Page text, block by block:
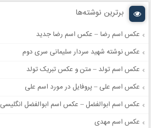
برترین نوشته‌ها
عکس اسم رضا – عکس اسم رضا جدید
عکس نوشته شهید سردار سلیمانی سری دوم
عکس اسم تولد – متن و عکس تبریک تولد
عکس اسم علی – پروفایل در مورد اسم علی
عکس اسم ابوالفضل – عکس اسم ابوالفضل انگلیسی
عکس اسم مهدی